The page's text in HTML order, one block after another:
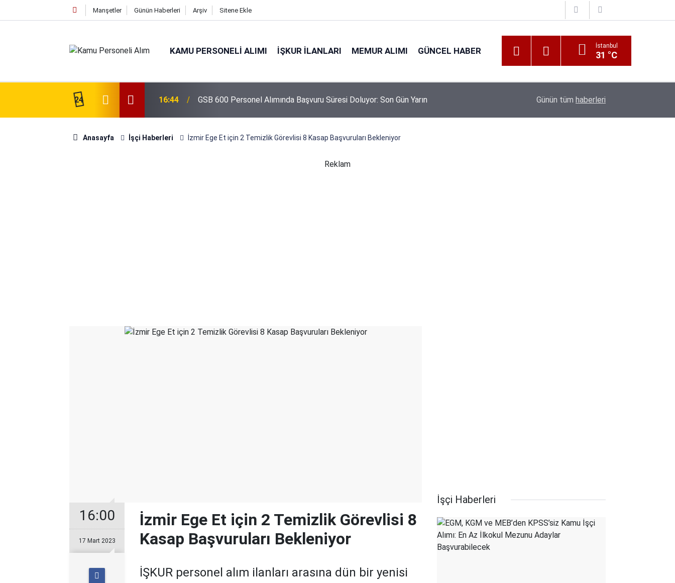
Manşetler Günün Haberleri Arşiv Sitene Ekle
KAMU PERSONELI ALIMI İŞKUR İLANLARI MEMUR ALIMI GÜNCEL HABER İstanbul
31 °C
24
Alımı Gündemde! Bakan Çiftçi Süreci
16:44 GSB 600 Personel Alımında Başvuru Süresi Doluyor: Son Gün Yarın Kıyı Emniyeti Genel Müdürlüğü 26 İşçi Alımı
Günün tüm haberleri
Anasayfa İşçi Haberleri İzmir Ege Et için 2 Temizlik Görevlisi 8 Kasap Başvuruları Bekleniyor
Reklam
16:00
17 Mart 2023
İzmir Ege Et için 2 Temizlik Görevlisi 8
Kasap Başvuruları Bekleniyor
İŞKUR personel alım ilanları arasına dün bir yenisi
İşçi Haberleri